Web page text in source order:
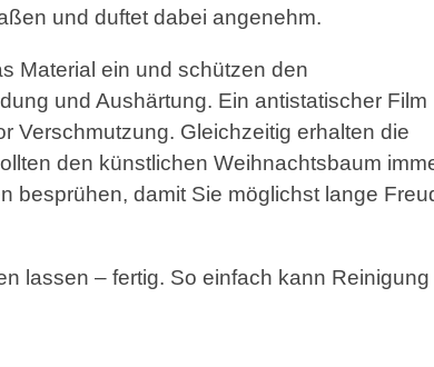
und duftet dabei angenehm.
Material ein und schützen den
und Aushärtung. Ein antistatischer Film
Verschmutzung. Gleichzeitig erhalten die
den künstlichen Weihnachtsbaum
besprühen, damit Sie möglichst lange
lassen – fertig. So einfach kann Reinigung